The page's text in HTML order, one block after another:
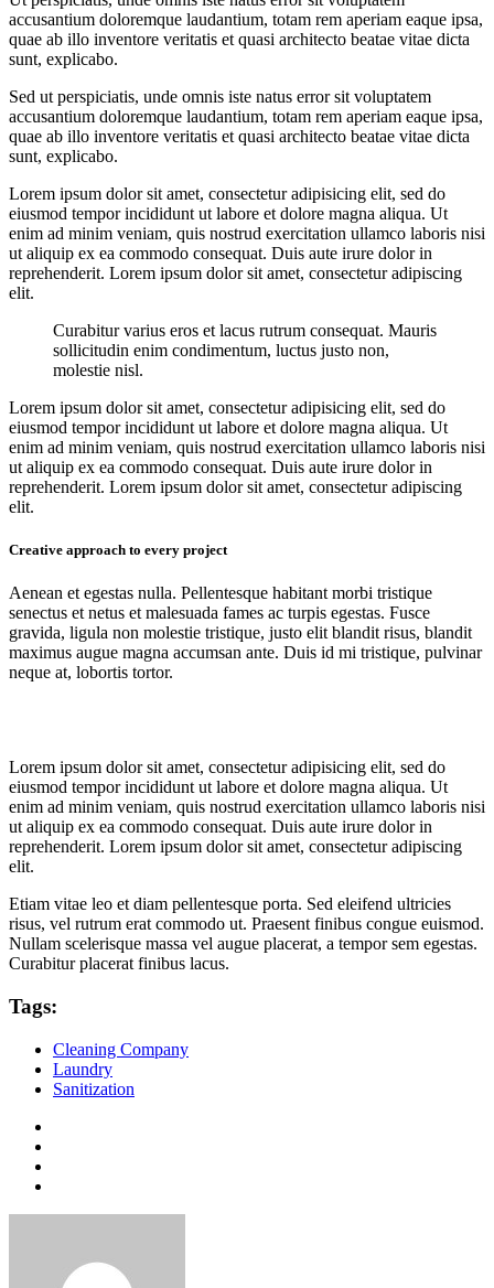
accusantium doloremque laudantium, totam rem aperiam eaque ipsa,
quae ab illo inventore veritatis et quasi architecto beatae vitae dicta
sunt, explicabo.
Sed ut perspiciatis, unde omnis iste natus error sit voluptatem
accusantium doloremque laudantium, totam rem aperiam eaque ipsa,
quae ab illo inventore veritatis et quasi architecto beatae vitae dicta
sunt, explicabo.
Lorem ipsum dolor sit amet, consectetur adipisicing elit, sed do
eiusmod tempor incididunt ut labore et dolore magna aliqua. Ut
enim ad minim veniam, quis nostrud exercitation ullamco laboris nisi
ut aliquip ex ea commodo consequat. Duis aute irure dolor in
reprehenderit. Lorem ipsum dolor sit amet, consectetur adipiscing
elit.
Curabitur varius eros et lacus rutrum consequat. Mauris
sollicitudin enim condimentum, luctus justo non,
molestie nisl.
Lorem ipsum dolor sit amet, consectetur adipisicing elit, sed do
eiusmod tempor incididunt ut labore et dolore magna aliqua. Ut
enim ad minim veniam, quis nostrud exercitation ullamco laboris nisi
ut aliquip ex ea commodo consequat. Duis aute irure dolor in
reprehenderit. Lorem ipsum dolor sit amet, consectetur adipiscing
elit.
Creative approach to every project
Aenean et egestas nulla. Pellentesque habitant morbi tristique
senectus et netus et malesuada fames ac turpis egestas. Fusce
gravida, ligula non molestie tristique, justo elit blandit risus, blandit
maximus augue magna accumsan ante. Duis id mi tristique, pulvinar
neque at, lobortis tortor.
Lorem ipsum dolor sit amet, consectetur adipisicing elit, sed do
eiusmod tempor incididunt ut labore et dolore magna aliqua. Ut
enim ad minim veniam, quis nostrud exercitation ullamco laboris nisi
ut aliquip ex ea commodo consequat. Duis aute irure dolor in
reprehenderit. Lorem ipsum dolor sit amet, consectetur adipiscing
elit.
Etiam vitae leo et diam pellentesque porta. Sed eleifend ultricies
risus, vel rutrum erat commodo ut. Praesent finibus congue euismod.
Nullam scelerisque massa vel augue placerat, a tempor sem egestas.
Curabitur placerat finibus lacus.
Tags:
Cleaning Company
Laundry
Sanitization